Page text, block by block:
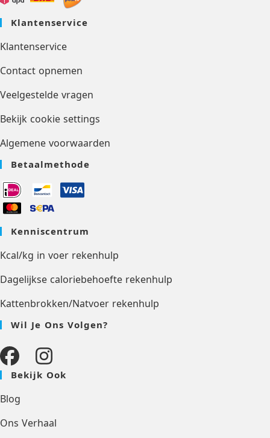
Klantenservice
Klantenservice
Contact opnemen
Veelgestelde vragen
Bekijk cookie settings
Algemene voorwaarden
Betaalmethode
Kenniscentrum
Kcal/kg in voer rekenhulp
Dagelijkse caloriebehoefte rekenhulp
Kattenbrokken/Natvoer rekenhulp
Wil Je Ons Volgen?
Bekijk Ook
Blog
Ons Verhaal